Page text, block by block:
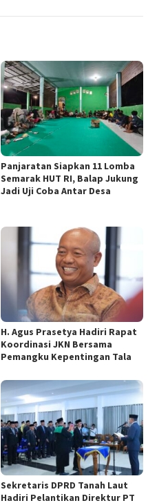
Panjaratan Siapkan 11 Lomba
Semarak HUT RI, Balap Jukung
Jadi Uji Coba Antar Desa
H. Agus Prasetya Hadiri Rapat
Koordinasi JKN Bersama
Pemangku Kepentingan Tala
Sekretaris DPRD Tanah Laut
Hadiri Pelantikan Direktur PT